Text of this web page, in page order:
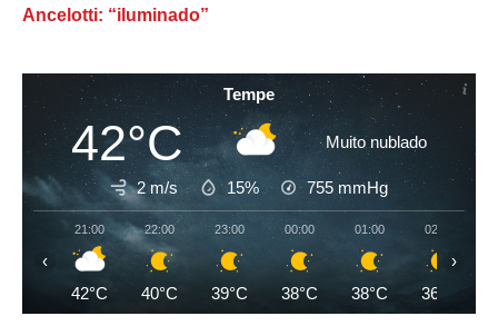
Ancelotti: “iluminado”
Tempe
42°C Muito nublado
2 m/s 15% 755 mmHg
21:00
42°C
22:00
40°C
23:00
39°C
00:00
38°C
01:00
38°C
02:00
36°C
‹ ›